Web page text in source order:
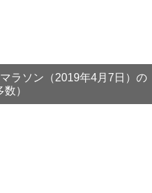
ラソン（2019年4月7日）の
）